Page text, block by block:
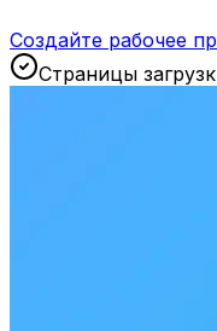
Создайте рабочее
Страницы